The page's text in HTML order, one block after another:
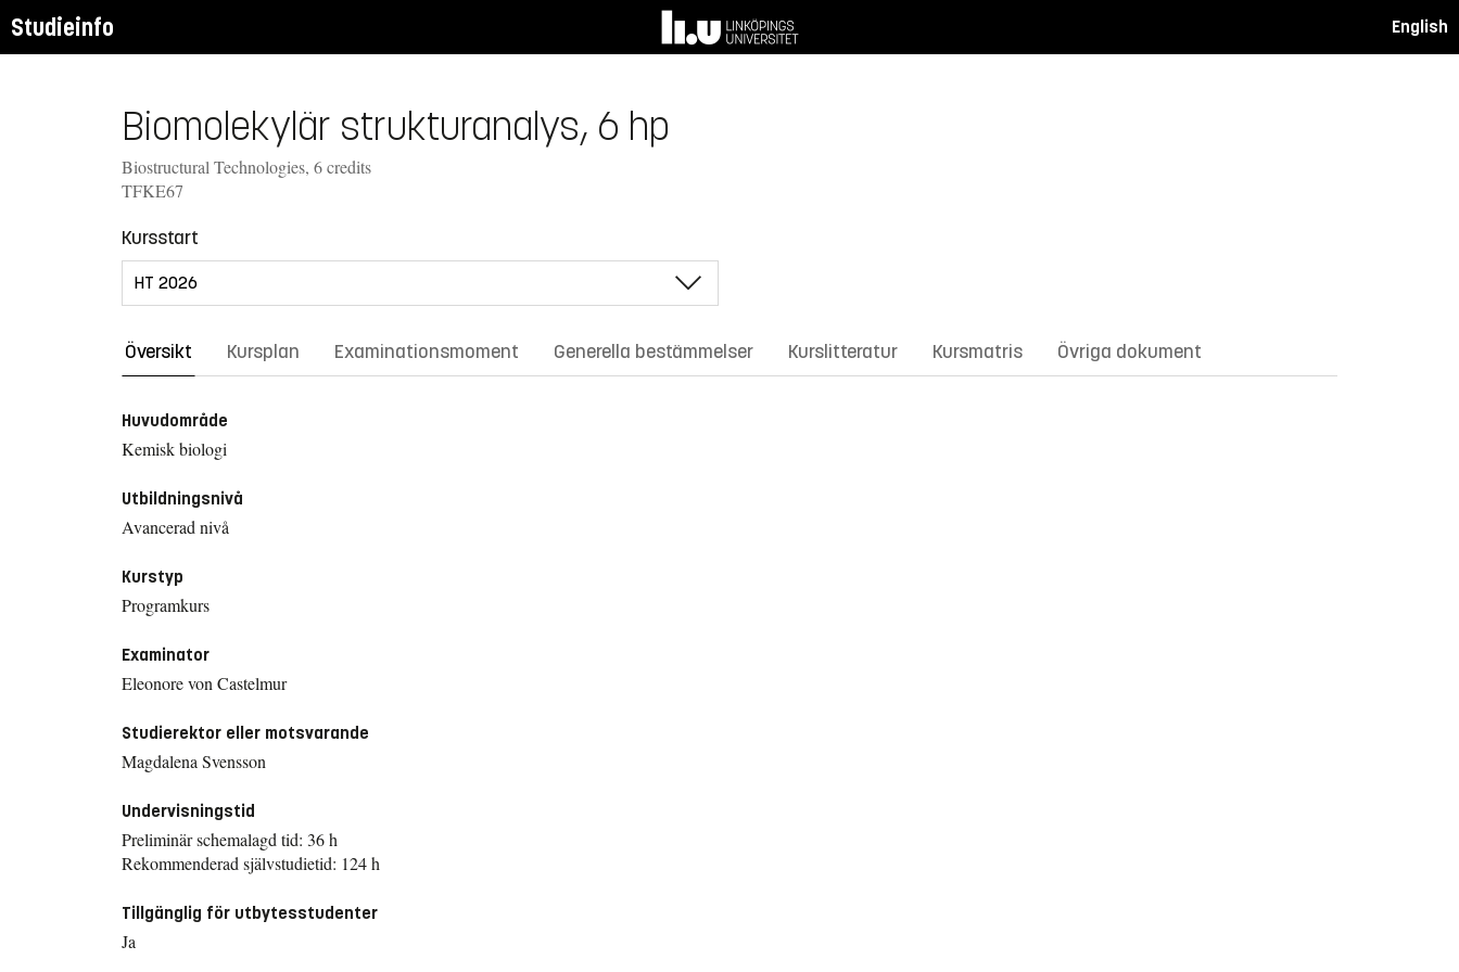
Studieinfo English
Biomolekylär strukturanalys, 6 hp
Biostructural Technologies, 6 credits
TFKE67
Kursstart
Översikt Kursplan Examinationsmoment Generella bestämmelser Kurslitteratur Kursmatris Övriga dokument
Huvudområde
Kemisk biologi
Utbildningsnivå
Avancerad nivå
Kurstyp
Programkurs
Examinator
Eleonore von Castelmur
Studierektor eller motsvarande
Magdalena Svensson
Undervisningstid
Preliminär schemalagd tid: 36 h
Rekommenderad självstudietid: 124 h
Tillgänglig för utbytesstudenter
Ja